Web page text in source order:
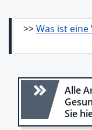
>>Was ist eine
Alle
Sie